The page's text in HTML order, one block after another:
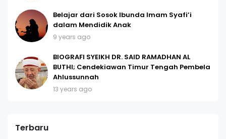
Belajar dari Sosok Ibunda Imam Syafi’i
dalam Mendidik Anak
9 years ago
BIOGRAFI SYEIKH DR. SAID RAMADHAN AL
BUTHI; Cendekiawan Timur Tengah Pembela
Ahlussunnah
13 years ago
Terbaru